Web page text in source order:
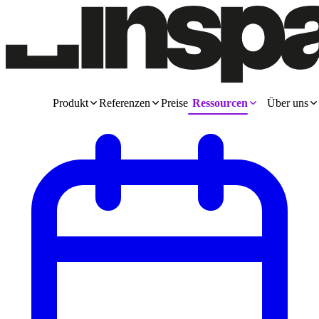
Produkt Referenzen Preise Ressourcen Über uns